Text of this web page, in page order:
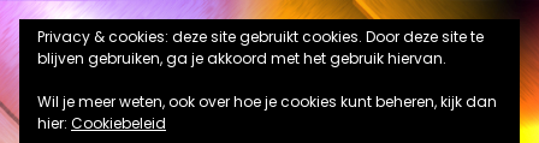
Ga
naar
de
inhoud
Privacy & cookies: deze site gebruikt cookies. Door deze site te
blijven gebruiken, ga je akkoord met het gebruik hiervan.
Wil je meer weten, ook over hoe je cookies kunt beheren, kijk dan
hier: Cookiebeleid